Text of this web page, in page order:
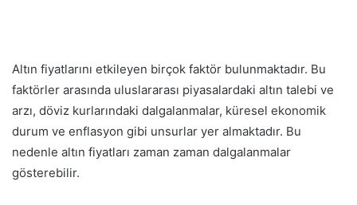
Altın fiyatlarını etkileyen birçok faktör bulunmaktadır. Bu
faktörler arasında uluslararası piyasalardaki altın talebi ve
arzı, döviz kurlarındaki dalgalanmalar, küresel ekonomik
durum ve enflasyon gibi unsurlar yer almaktadır. Bu
nedenle altın fiyatları zaman zaman dalgalanmalar
gösterebilir.